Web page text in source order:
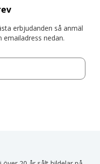
erbjudanden så anmäl
emailadress nedan.